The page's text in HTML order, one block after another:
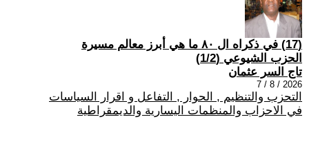
(17) في ذكراه ال ٨٠ ما هي أبرز معالم مسيرة
الحزب الشيوعي (1/2)
تاج السر عثمان
2026 / 8 / 7
التحزب والتنظيم , الحوار , التفاعل و اقرار السياسات
في الاحزاب والمنظمات اليسارية والديمقراطية